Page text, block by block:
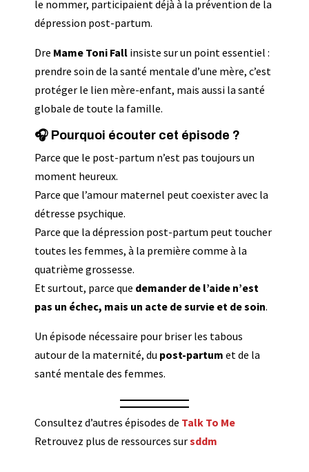
le nommer, participaient déjà à la prévention de la
dépression post-partum.
Dre Mame Toni Fall insiste sur un point essentiel :
prendre soin de la santé mentale d’une mère, c’est
protéger le lien mère-enfant, mais aussi la santé
globale de toute la famille.
🎧 Pourquoi écouter cet épisode ?
Parce que le post-partum n’est pas toujours un
moment heureux.
Parce que l’amour maternel peut coexister avec la
détresse psychique.
Parce que la dépression post-partum peut toucher
toutes les femmes, à la première comme à la
quatrième grossesse.
Et surtout, parce que demander de l’aide n’est
pas un échec, mais un acte de survie et de soin.
Un épisode nécessaire pour briser les tabous
autour de la maternité, du post-partum et de la
santé mentale des femmes.
Consultez d’autres épisodes de Talk To Me
Retrouvez plus de ressources sursddm